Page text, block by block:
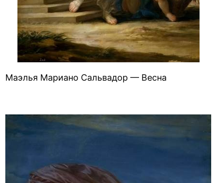
Маэлья Мариано Сальвадор — Весна